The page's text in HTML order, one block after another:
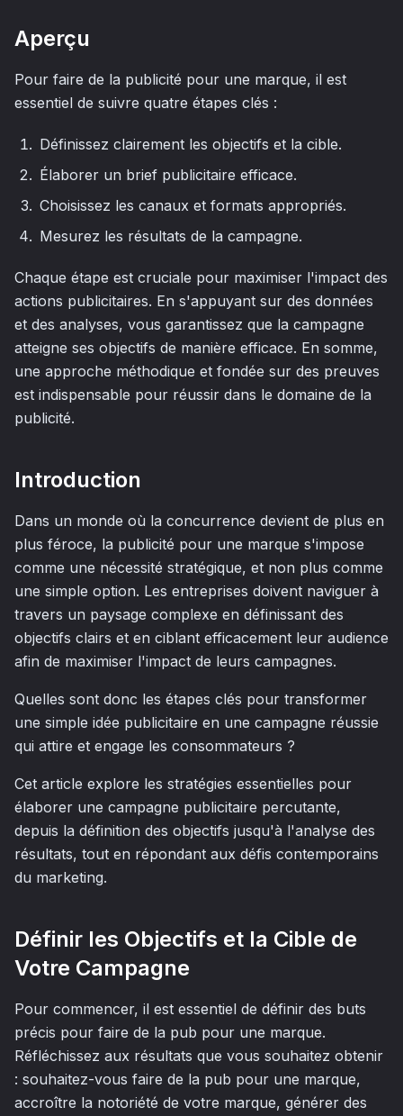
Aperçu
Pour faire de la publicité pour une marque, il est
essentiel de suivre quatre étapes clés :
Définissez clairement les objectifs et la cible.
Élaborer un brief publicitaire efficace.
Choisissez les canaux et formats appropriés.
Mesurez les résultats de la campagne.
Chaque étape est cruciale pour maximiser l'impact des
actions publicitaires. En s'appuyant sur des données
et des analyses, vous garantissez que la campagne
atteigne ses objectifs de manière efficace. En somme,
une approche méthodique et fondée sur des preuves
est indispensable pour réussir dans le domaine de la
publicité.
Introduction
Dans un monde où la concurrence devient de plus en
plus féroce, la publicité pour une marque s'impose
comme une nécessité stratégique, et non plus comme
une simple option. Les entreprises doivent naviguer à
travers un paysage complexe en définissant des
objectifs clairs et en ciblant efficacement leur audience
afin de maximiser l'impact de leurs campagnes.
Quelles sont donc les étapes clés pour transformer
une simple idée publicitaire en une campagne réussie
qui attire et engage les consommateurs ?
Cet article explore les stratégies essentielles pour
élaborer une campagne publicitaire percutante,
depuis la définition des objectifs jusqu'à l'analyse des
résultats, tout en répondant aux défis contemporains
du marketing.
Définir les Objectifs et la Cible de
Votre Campagne
Pour commencer, il est essentiel de définir des buts
précis pour faire de la pub pour une marque.
Réfléchissez aux résultats que vous souhaitez obtenir
: souhaitez-vous faire de la pub pour une marque,
accroître la notoriété de votre marque, générer des